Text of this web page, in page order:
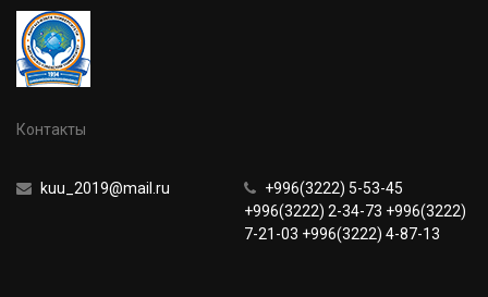
Контакты
kuu_2019@mail.ru
+996(3222) 5-53-45
+996(3222) 2-34-73 +996(3222)
7-21-03 +996(3222) 4-87-13